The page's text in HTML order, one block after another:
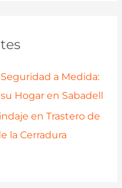
a Medida:
Hogar en Sabadell
en Trastero de
la Cerradura